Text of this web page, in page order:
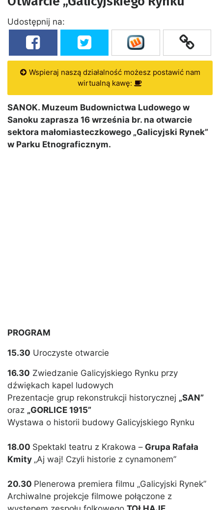
Udostępnij na:
Wspieraj naszą działalność możesz postawić nam
wirtualną kawę:
SANOK. Muzeum Budownictwa Ludowego w
Sanoku zaprasza 16 września br. na otwarcie
sektora małomiasteczkowego „Galicyjski Rynek”
w Parku Etnograficznym.
PROGRAM
15.30 Uroczyste otwarcie
16.30 Zwiedzanie Galicyjskiego Rynku przy
dźwiękach kapel ludowych
Prezentacje grup rekonstrukcji historycznej „SAN”
oraz „GORLICE 1915”
Wystawa o historii budowy Galicyjskiego Rynku
18.00 Spektakl teatru z Krakowa – Grupa Rafała
Kmity „Aj waj! Czyli historie z cynamonem”
20.30 Plenerowa premiera filmu „Galicyjski Rynek”
Archiwalne projekcje filmowe połączone z